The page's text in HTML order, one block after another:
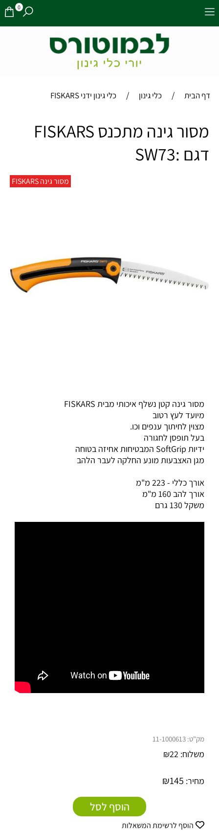
0
דף הבית / כלי גינון / כלי גינון ידני FISKARS
מסור גינה מתכנס FISKARS
דגם :SW73
מסור גינה FISKARS
מסור גינה קטן נשלף איכותי מבית FISKARS
מיועד לעץ רטוב
מצוין לחיתוך ענפים וכו.
בעל תופסן לחגורה
ידיות SoftGrip המבטיחות אחיזה בטוחה
מגן האצבעות מונע החלקה לעבר הלהב
אורך כללי - 223 מ"מ
אורך להב 160 מ"מ
משקל 130 גרם
מק"ט: 11-1000613
משלוח: ₪22
מחיר: ₪145
הוסף לסל
הוסף לרשימת המשאלות